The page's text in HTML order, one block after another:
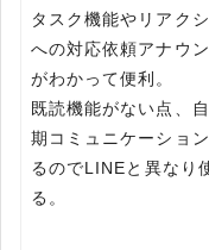
タスク機能やリアク
への対応依頼アナウ
がわかって便利。
既読機能がない点、
期コミュニケーショ
るのでLINEと異なり
る。